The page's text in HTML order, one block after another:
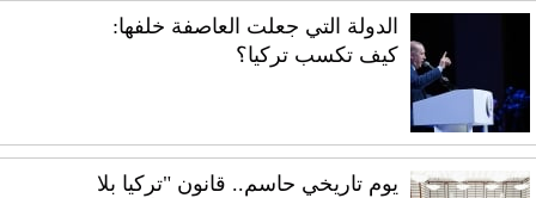
الدولة التي جعلت العاصفة خلفها:
كيف تكسب تركيا؟
يوم تاريخي حاسم.. قانون "تركيا بلا